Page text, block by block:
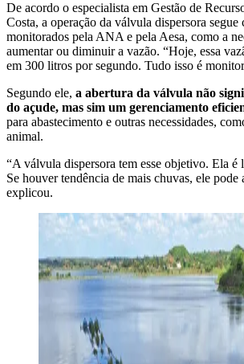
De acordo o especialista em Gestão de
Costa, a operação da válvula dispersora segue
monitorados pela ANA e pela Aesa, como a
aumentar ou diminuir a vazão. “Hoje, essa
em 300 litros por segundo. Tudo isso é
Segundo ele, a abertura da válvula não
do açude, mas sim um gerenciamento
para abastecimento e outras necessidades,
animal.
“A válvula dispersora tem esse objetivo. Ela é
Se houver tendência de mais chuvas, ele pode
explicou.